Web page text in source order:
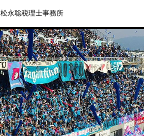
松永聡税理士事務所